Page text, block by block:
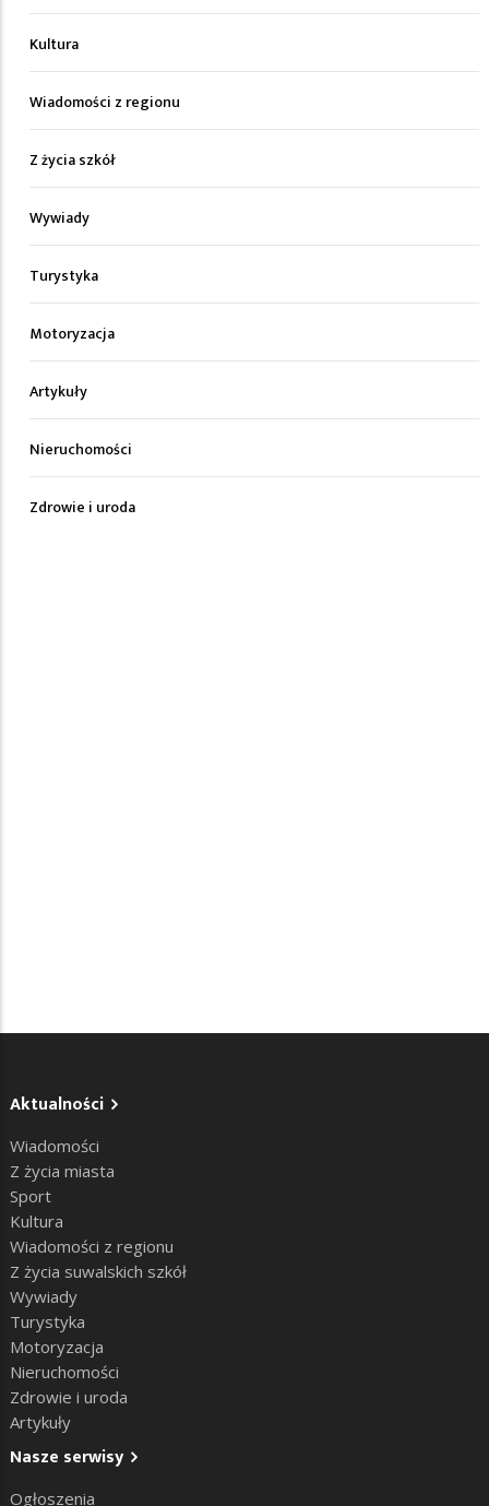
Kultura
Wiadomości z regionu
Z życia szkół
Wywiady
Turystyka
Motoryzacja
Artykuły
Nieruchomości
Zdrowie i uroda
Aktualności
Wiadomości
Z życia miasta
Sport
Kultura
Wiadomości z regionu
Z życia suwalskich szkół
Wywiady
Turystyka
Motoryzacja
Nieruchomości
Zdrowie i uroda
Artykuły
Nasze serwisy
Ogłoszenia